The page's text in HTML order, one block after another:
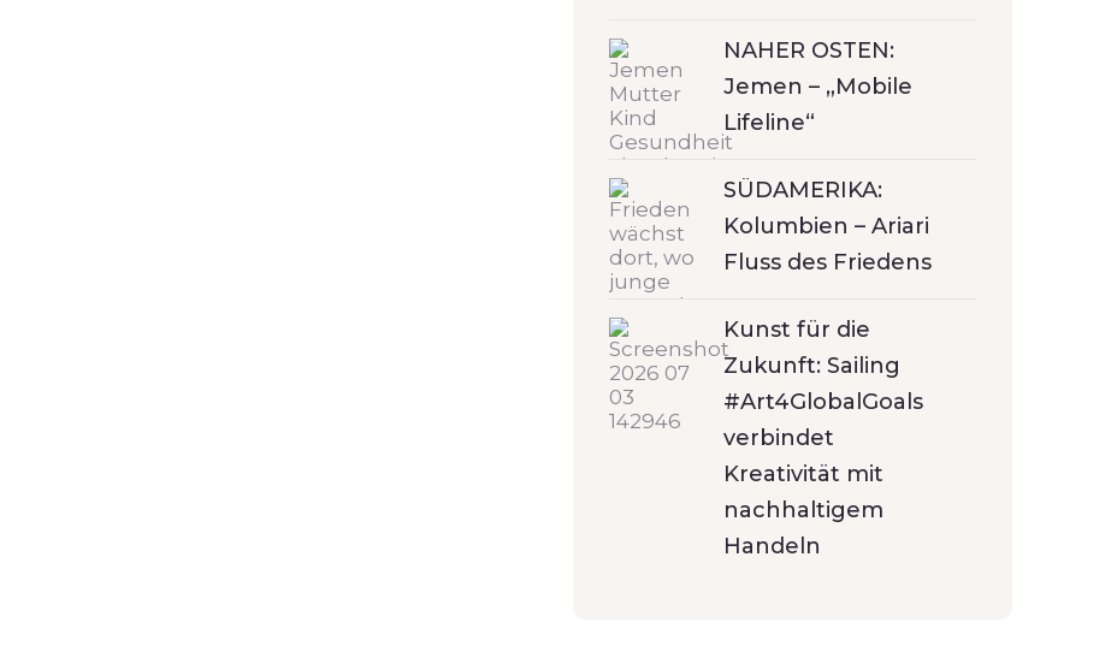
NAHER OSTEN:
Jemen – „Mobile
Lifeline“
SÜDAMERIKA:
Kolumbien – Ariari
Fluss des Friedens
Kunst für die
Zukunft: Sailing
#Art4GlobalGoals
verbindet
Kreativität mit
nachhaltigem
Handeln